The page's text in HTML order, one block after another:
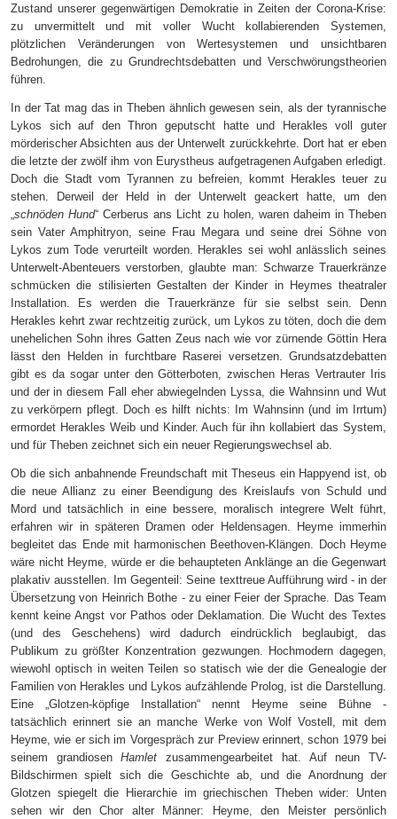
Zustand unserer gegenwärtigen Demokratie in Zeiten der Corona-Krise:
zu unvermittelt und mit voller Wucht kollabierenden Systemen,
plötzlichen Veränderungen von Wertesystemen und unsichtbaren
Bedrohungen, die zu Grundrechtsdebatten und Verschwörungstheorien
führen.
In der Tat mag das in Theben ähnlich gewesen sein, als der tyrannische
Lykos sich auf den Thron geputscht hatte und Herakles voll guter
mörderischer Absichten aus der Unterwelt zurückkehrte. Dort hat er eben
die letzte der zwölf ihm von Eurystheus aufgetragenen Aufgaben erledigt.
Doch die Stadt vom Tyrannen zu befreien, kommt Herakles teuer zu
stehen. Derweil der Held in der Unterwelt geackert hatte, um den
„schnöden Hund“ Cerberus ans Licht zu holen, waren daheim in Theben
sein Vater Amphitryon, seine Frau Megara und seine drei Söhne von
Lykos zum Tode verurteilt worden. Herakles sei wohl anlässlich seines
Unterwelt-Abenteuers verstorben, glaubte man: Schwarze Trauerkränze
schmücken die stilisierten Gestalten der Kinder in Heymes theatraler
Installation. Es werden die Trauerkränze für sie selbst sein. Denn
Herakles kehrt zwar rechtzeitig zurück, um Lykos zu töten, doch die dem
unehelichen Sohn ihres Gatten Zeus nach wie vor zürnende Göttin Hera
lässt den Helden in furchtbare Raserei versetzen. Grundsatzdebatten
gibt es da sogar unter den Götterboten, zwischen Heras Vertrauter Iris
und der in diesem Fall eher abwiegelnden Lyssa, die Wahnsinn und Wut
zu verkörpern pflegt. Doch es hilft nichts: Im Wahnsinn (und im Irrtum)
ermordet Herakles Weib und Kinder. Auch für ihn kollabiert das System,
und für Theben zeichnet sich ein neuer Regierungswechsel ab.
Ob die sich anbahnende Freundschaft mit Theseus ein Happyend ist, ob
die neue Allianz zu einer Beendigung des Kreislaufs von Schuld und
Mord und tatsächlich in eine bessere, moralisch integrere Welt führt,
erfahren wir in späteren Dramen oder Heldensagen. Heyme immerhin
begleitet das Ende mit harmonischen Beethoven-Klängen. Doch Heyme
wäre nicht Heyme, würde er die behaupteten Anklänge an die Gegenwart
plakativ ausstellen. Im Gegenteil: Seine texttreue Aufführung wird - in der
Übersetzung von Heinrich Bothe - zu einer Feier der Sprache. Das Team
kennt keine Angst vor Pathos oder Deklamation. Die Wucht des Textes
(und des Geschehens) wird dadurch eindrücklich beglaubigt, das
Publikum zu größter Konzentration gezwungen. Hochmodern dagegen,
wiewohl optisch in weiten Teilen so statisch wie der die Genealogie der
Familien von Herakles und Lykos aufzählende Prolog, ist die Darstellung.
Eine „Glotzen-köpfige Installation“ nennt Heyme seine Bühne -
tatsächlich erinnert sie an manche Werke von Wolf Vostell, mit dem
Heyme, wie er sich im Vorgespräch zur Preview erinnert, schon 1979 bei
seinem grandiosenHamlet zusammengearbeitet hat. Auf neun TV-
Bildschirmen spielt sich die Geschichte ab, und die Anordnung der
Glotzen spiegelt die Hierarchie im griechischen Theben wider: Unten
sehen wir den Chor alter Männer: Heyme, den Meister persönlich